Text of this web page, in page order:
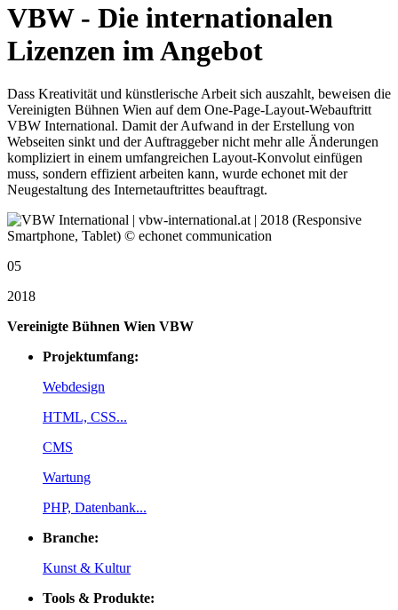
VBW - Die internationalen
Lizenzen im Angebot
Dass Kreativität und künstlerische Arbeit sich auszahlt, beweisen die
Vereinigten Bühnen Wien auf dem One-Page-Layout-Webauftritt
VBW International. Damit der Aufwand in der Erstellung von
Webseiten sinkt und der Auftraggeber nicht mehr alle Änderungen
kompliziert in einem umfangreichen Layout-Konvolut einfügen
muss, sondern effizient arbeiten kann, wurde echonet mit der
Neugestaltung des Internetauftrittes beauftragt.
05
2018
Vereinigte Bühnen Wien VBW
Projektumfang:
Webdesign
HTML, CSS...
CMS
Wartung
PHP, Datenbank...
Branche:
Kunst & Kultur
Tools & Produkte: